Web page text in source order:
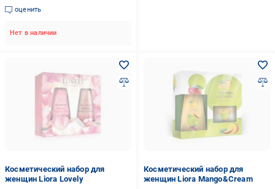
оценить
Нет в наличии
Косметический набор для
женщин Liora Lovely
Косметический набор для
женщин Liora Mango&Cream